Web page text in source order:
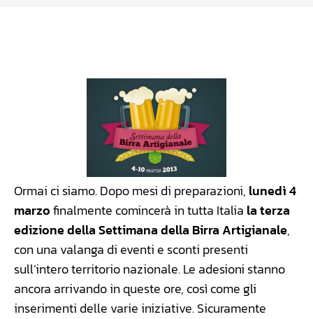
Ormai ci siamo. Dopo mesi di preparazioni, lunedì 4
marzofinalmente comincerà in tutta Italia la terza
edizione della Settimana della Birra Artigianale,
con una valanga di eventi e sconti presenti
sull’intero territorio nazionale. Le adesioni stanno
ancora arrivando in queste ore, così come gli
inserimenti delle varie iniziative. Sicuramente